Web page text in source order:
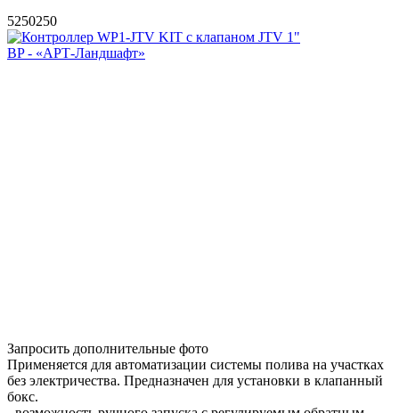
5250250
Запросить дополнительные фото
Применяется для автоматизации системы полива на участках
без электричества. Предназначен для установки в клапанный
бокс.